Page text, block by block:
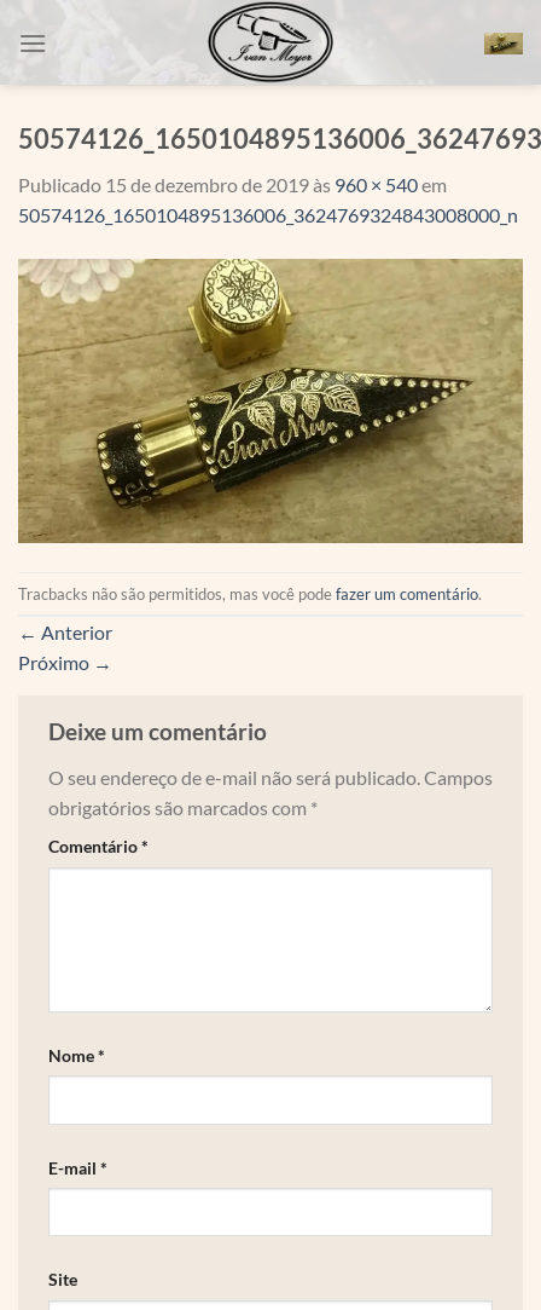
Publicado 15 de dezembro de 2019às 960 × 540em
50574126_1650104895136006_3624769324843008000_n
Tracbacks não são permitidos, mas você podefazer um comentário.
← Anterior
Próximo →
Deixe um comentário
O seu endereço de e-mail não será publicado.Campos
obrigatórios são marcados com *
Comentário*
Nome*
E-mail *
Site